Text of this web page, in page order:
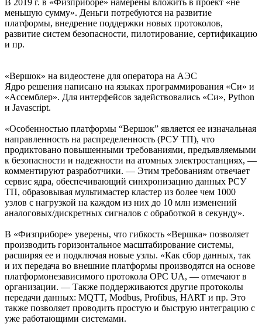
В 2019 г. в «Физприборе» намерены вложить в проект «не
меньшую сумму». Деньги потребуются на развитие
платформы, внедрение поддержки новых протоколов,
развитие систем безопасности, пилотирование, сертификацию
и пр.
«Вершок» на видеостене для оператора на АЭС
Ядро решения написано на языках программирования «Си» и
«Ассемблер». Для интерфейсов задействовались «Си», Python
и Javascript.
«Особенностью платформы “Вершок” является ее изначальная
направленность на распределенность (РСУ ТП), что
продиктовано повышенными требованиями, предъявляемыми
к безопасности и надежности на атомных электростанциях, —
комментируют разработчики. — Этим требованиям отвечает
сервис ядра, обеспечивающий синхронизацию данных РСУ
ТП, образовывая мультимастер кластер из более чем 1000
узлов с нагрузкой на каждом из них до 10 млн изменений
аналоговых/дискретных сигналов с обработкой в секунду».
В «Физприборе» уверены, что гибкость «Вершка» позволяет
производить горизонтальное масштабирование системы,
расширяя ее и подключая новые узлы. «Как сбор данных, так
и их передача во внешние платформы производятся на основе
платформонезависимого протокола OPC UA, — отмечают в
организации. — Также поддерживаются другие протоколы
передачи данных: MQTT, Modbus, Profibus, HART и пр. Это
также позволяет проводить простую и быструю интеграцию с
уже работающими системами.